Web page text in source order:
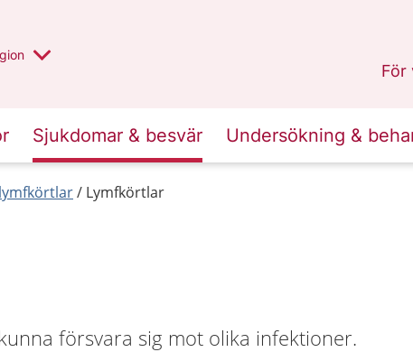
valt region
annan
För
Sjukdomar & besvär Undersökning &
Lymfkörtlar
försvara sig mot olika infektioner.